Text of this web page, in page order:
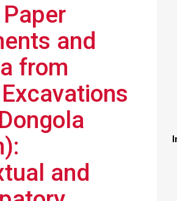
and
from
and